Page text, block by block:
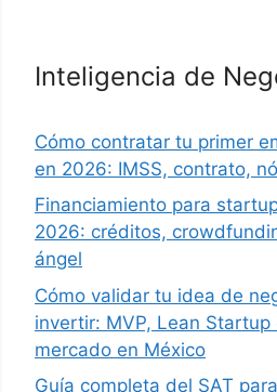
Inteligencia de
Cómo contratar tu primer
en 2026: IMSS, contrato,
Financiamiento para
2026: créditos,
ángel
Cómo validar tu idea de
invertir: MVP, Lean
mercado en México
Guía completa del SAT